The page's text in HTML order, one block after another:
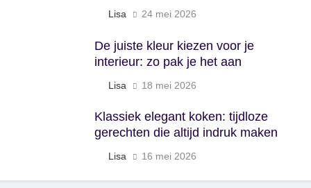
Lisa 24 mei 2026
De juiste kleur kiezen voor je
interieur: zo pak je het aan
Lisa 18 mei 2026
Klassiek elegant koken: tijdloze
gerechten die altijd indruk maken
Lisa 16 mei 2026